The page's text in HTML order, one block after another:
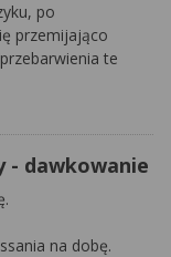
po
przemijająco
te
- dawkowanie
na dobę.